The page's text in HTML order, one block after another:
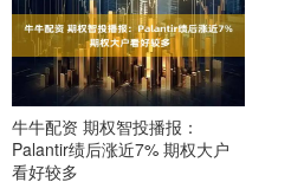
牛牛配资 期权智投播报：
Palantir绩后涨近7% 期权大户
看好较多